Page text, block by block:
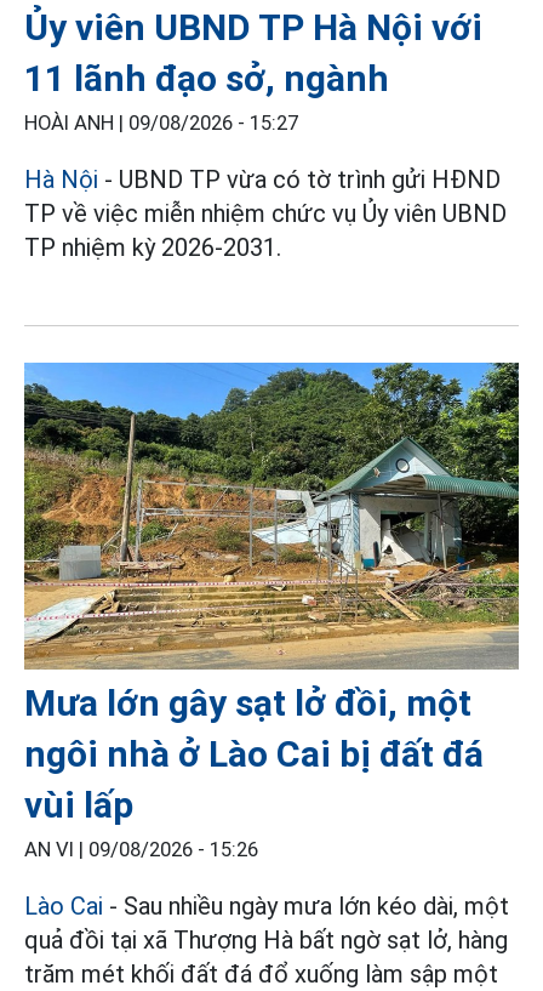
Ủy viên UBND TP Hà Nội với
11 lãnh đạo sở, ngành
HOÀI ANH | 09/08/2026 - 15:27
Hà Nội - UBND TP vừa có tờ trình gửi HĐND
TP về việc miễn nhiệm chức vụ Ủy viên UBND
TP nhiệm kỳ 2026-2031.
Mưa lớn gây sạt lở đồi, một
ngôi nhà ở Lào Cai bị đất đá
vùi lấp
AN VI | 09/08/2026 - 15:26
Lào Cai - Sau nhiều ngày mưa lớn kéo dài, một
quả đồi tại xã Thượng Hà bất ngờ sạt lở, hàng
trăm mét khối đất đá đổ xuống làm sập một